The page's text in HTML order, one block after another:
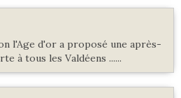
l'Age d'or a proposé une après-
à tous les Valdéens ......